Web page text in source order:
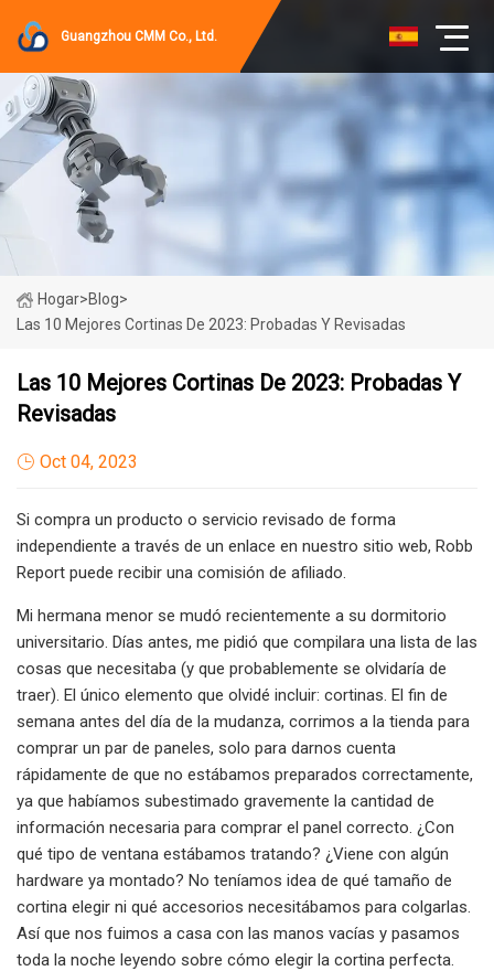
Guangzhou CMM Co., Ltd.
Hogar>Blog>
Las 10 Mejores Cortinas De 2023: Probadas Y Revisadas
Las 10 Mejores Cortinas De 2023: Probadas Y
Revisadas
Oct 04, 2023
Si compra un producto o servicio revisado de forma
independiente a través de un enlace en nuestro sitio web, Robb
Report puede recibir una comisión de afiliado.
Mi hermana menor se mudó recientemente a su dormitorio
universitario. Días antes, me pidió que compilara una lista de las
cosas que necesitaba (y que probablemente se olvidaría de
traer). El único elemento que olvidé incluir: cortinas. El fin de
semana antes del día de la mudanza, corrimos a la tienda para
comprar un par de paneles, solo para darnos cuenta
rápidamente de que no estábamos preparados correctamente,
ya que habíamos subestimado gravemente la cantidad de
información necesaria para comprar el panel correcto. ¿Con
qué tipo de ventana estábamos tratando? ¿Viene con algún
hardware ya montado? No teníamos idea de qué tamaño de
cortina elegir ni qué accesorios necesitábamos para colgarlas.
Así que nos fuimos a casa con las manos vacías y pasamos
toda la noche leyendo sobre cómo elegir la cortina perfecta.